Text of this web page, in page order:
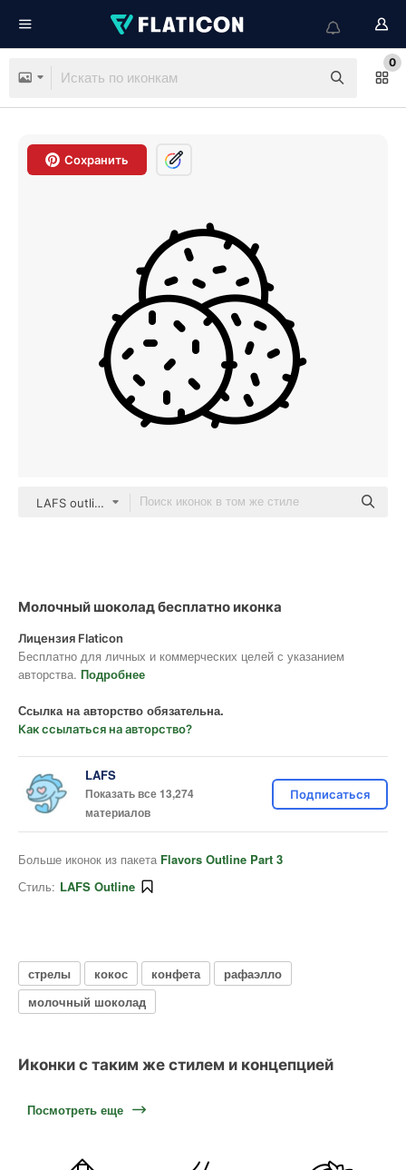
0
Сохранить
LAFS outline
Молочный шоколад бесплатно иконка
Лицензия Flaticon
Бесплатно для личных и коммерческих целей с указанием
авторства. Подробнее
Ссылка на авторство обязательна.
Как ссылаться на авторство?
LAFS
Показать все 13,274
материалов
Подписаться
Больше иконок из пакета Flavors Outline Part 3
Стиль: LAFS Outline
стрелы кокос конфета
рафаэлло
молочный шоколад
Иконки с таким же стилем и концепцией
Посмотреть еще